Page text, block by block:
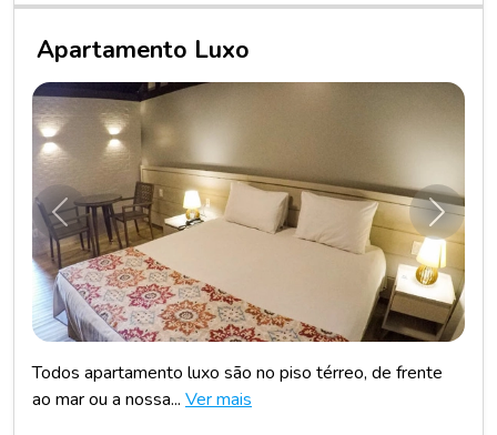
Apartamento Luxo
Anterior
Todos apartamento luxo são no piso térreo, de frente
ao mar ou a nossa... Ver mais